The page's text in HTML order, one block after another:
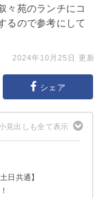
々苑のランチにコ
るので参考にして
2024年10月25日 更新
シェア
土日は11：30〜14：30
日共通】